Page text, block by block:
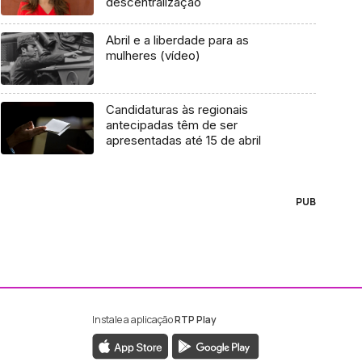
Abril e a liberdade para as
mulheres (vídeo)
Candidaturas às regionais
antecipadas têm de ser
apresentadas até 15 de abril
PUB
da RTP Madeira
da RTP Madeira
Instale a aplicaçãoRTP Play